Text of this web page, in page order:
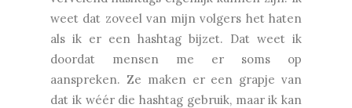
weet dat zoveel van mijn volgers het haten
als ik er een hashtag bijzet. Dat weet ik
doordat mensen me er soms op
aanspreken. Ze maken er een grapje van
dat ik wéér die hashtag gebruik, maar ik kan